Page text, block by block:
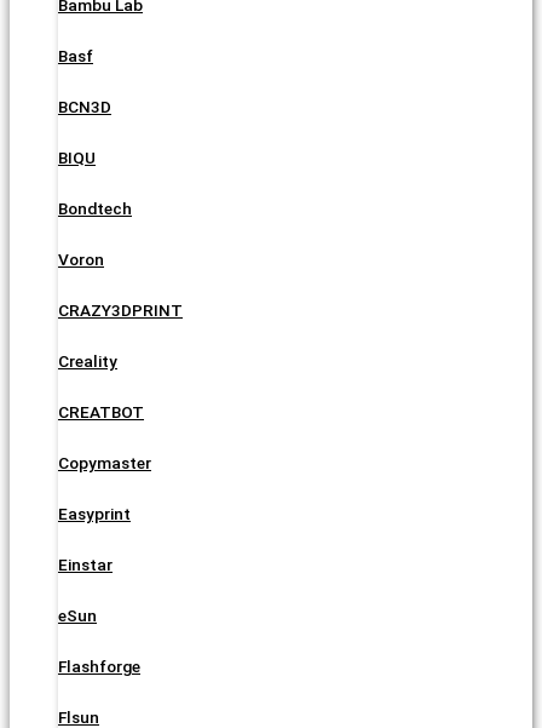
Bambu Lab
Basf
BCN3D
BIQU
Bondtech
Voron
CRAZY3DPRINT
Creality
CREATBOT
Copymaster
Easyprint
Einstar
eSun
Flashforge
Flsun